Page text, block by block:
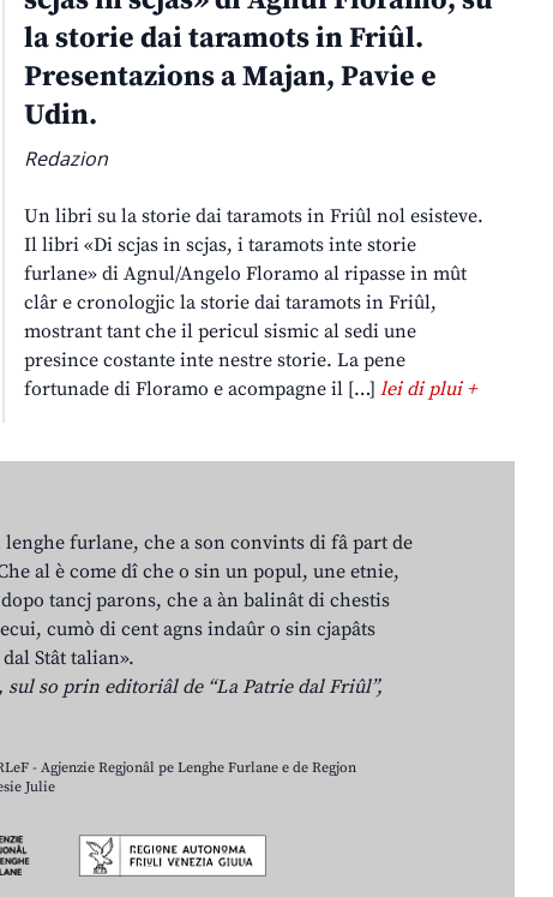
la storie dai taramots in Friûl.
Presentazions a Majan, Pavie e
Udin.
Redazion
Un libri su la storie dai taramots in Friûl nol esisteve.
Il libri «Di scjas in scjas, i taramots inte storie
furlane» di Agnul/Angelo Floramo al ripasse in mût
clâr e cronologjic la storie dai taramots in Friûl,
mostrant tant che il pericul sismic al sedi une
presince costante inte nestre storie. La pene
fortunade di Floramo e acompagne il […]lei di plui +
furlane, che a son convints di fâ part de
al è come dî che o sin un popul, une etnie,
tancj parons, che a àn balinât di chestis
cumò di cent agns indaûr o sin cjapâts
Stât talian».
sul so prin editoriâl de “La Patrie dal Friûl”,
- Agjenzie Regjonâl pe Lenghe Furlane e de Regjon
Julie